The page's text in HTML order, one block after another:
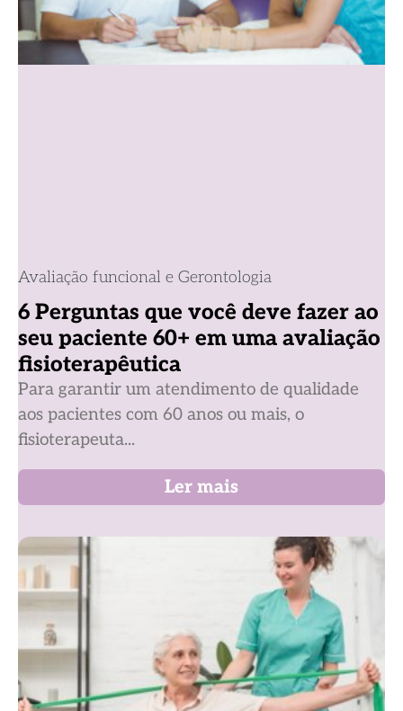
Avaliação funcional e Gerontologia
6 Perguntas que você deve fazer ao
seu paciente 60+ em uma avaliação
fisioterapêutica
Para garantir um atendimento de qualidade
aos pacientes com 60 anos ou mais, o
fisioterapeuta...
Ler mais